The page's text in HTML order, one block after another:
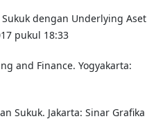
dengan Underlying Aset
pukul 18:33
and Finance. Yogyakarta:
Sukuk. Jakarta: Sinar Grafika